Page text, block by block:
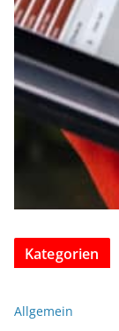
Kategorien
Allgemein